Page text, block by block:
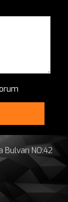
NO:42